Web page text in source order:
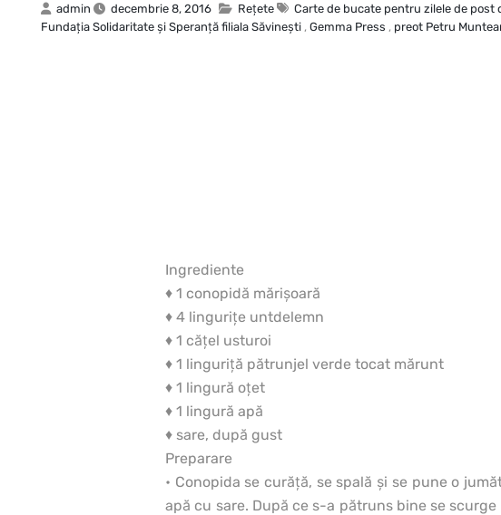
admin decembrie 8, 2016 Rețete Carte de bucate pentru zilele de post
Fundaţia Solidaritate şi Speranţă filiala Săvineşti , Gemma Press , preot Petru
Ingrediente
♦ 1 conopidă mărişoară
♦ 4 linguriţe untdelemn
♦ 1 căţel usturoi
♦ 1 linguriţă pătrunjel verde tocat mărunt
♦ 1 lingură oţet
♦ 1 lingură apă
♦ sare, după gust
Preparare
• Conopida se curăţă, se spală şi se pune o
apă cu sare. După ce s-a pătruns bine se